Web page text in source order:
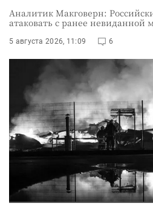
Аналитик Макговерн:
атаковать с ранее невиданной
5 августа 2026, 11:09 6